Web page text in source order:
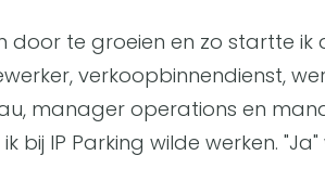
door te groeien en zo startte ik
verkoopbinnendienst,
manager operations en
bij IP Parking wilde werken.